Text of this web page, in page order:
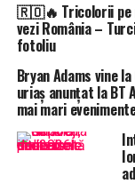
🇷🇴🔥 Tricolorii pe
vezi România –
fotoliu
Bryan Adams vine
uriaș anunțat la BT
mai mari